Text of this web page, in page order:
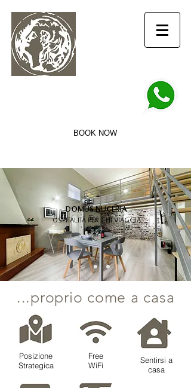
BOOK NOW
DOMUS NUCERIA
OSPITALITÁ PER CHI VIAGGIA
...proprio come a casa
Posizione
Strategica
Free
WiFi
Sentirsi a
casa